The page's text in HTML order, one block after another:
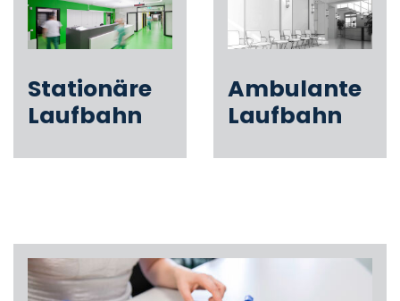
Stationäre
Laufbahn
Ambulante
Laufbahn